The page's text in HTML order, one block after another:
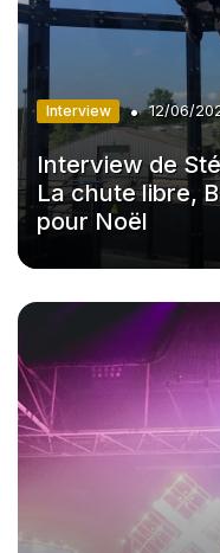
Interview • 12/06/
Interview de
La chute libre,
pour Noël